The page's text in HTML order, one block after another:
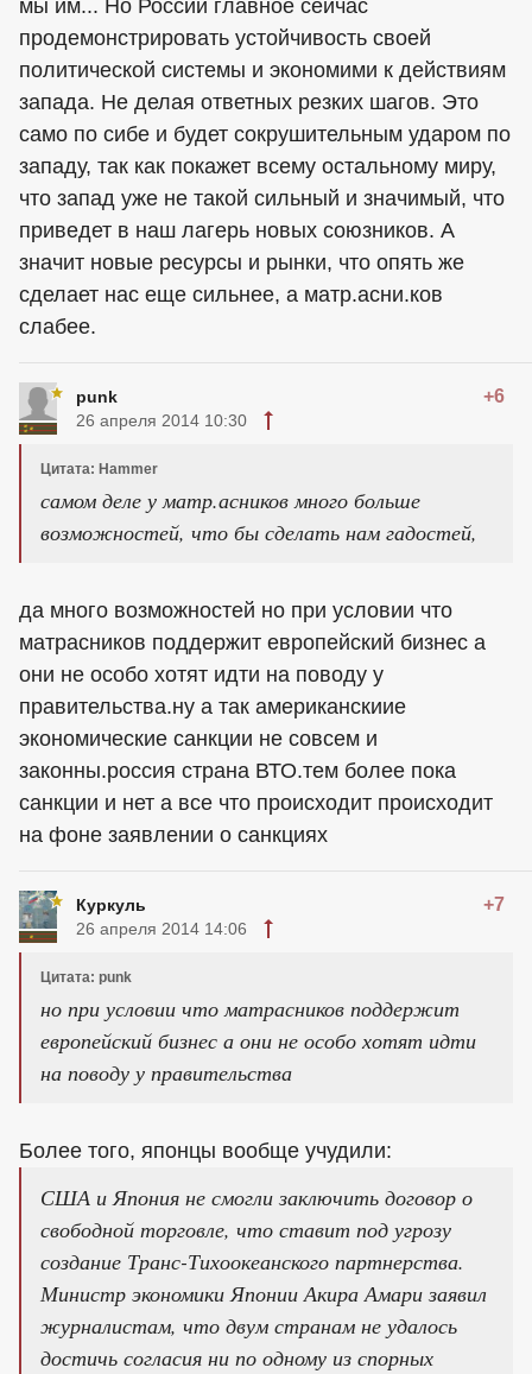
мы им... Но России главное сейчас
продемонстрировать устойчивость своей
политической системы и экономими к действиям
запада. Не делая ответных резких шагов. Это
само по сибе и будет сокрушительным ударом по
западу, так как покажет всему остальному миру,
что запад уже не такой сильный и значимый, что
приведет в наш лагерь новых союзников. А
значит новые ресурсы и рынки, что опять же
сделает нас еще сильнее, а матр.асни.ков
слабее.
punk +6
26 апреля 2014 10:30
Цитата: Hammer
самом деле у матр.асников много больше
возможностей, что бы сделать нам гадостей,
да много возможностей но при условии что
матрасников поддержит европейский бизнес а
они не особо хотят идти на поводу у
правительства.ну а так американскиие
экономические санкции не совсем и
законны.россия страна ВТО.тем более пока
санкции и нет а все что происходит происходит
на фоне заявлении о санкциях
Куркуль +7
26 апреля 2014 14:06
Цитата: punk
но при условии что матрасников поддержит
европейский бизнес а они не особо хотят идти
на поводу у правительства
Более того, японцы вообще учудили:
США и Япония не смогли заключить договор о
свободной торговле, что ставит под угрозу
создание Транс-Тихоокеанского партнерства.
Министр экономики Японии Акира Амари заявил
журналистам, что двум странам не удалось
достичь согласия ни по одному из спорных